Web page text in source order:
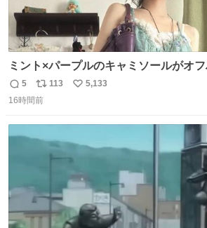
ミント×パープルのキャミソールがオ
た♩
返
信
5
リ
ポ
113
い
5,133
16時間前